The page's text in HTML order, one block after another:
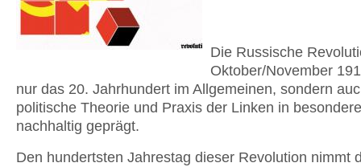
Die Russische
Oktober/November
nur das 20. Jahrhundert im Allgemeinen, sondern
politische Theorie und Praxis der Linken in
nachhaltig geprägt.
Den hundertsten Jahrestag dieser Revolution nimmt